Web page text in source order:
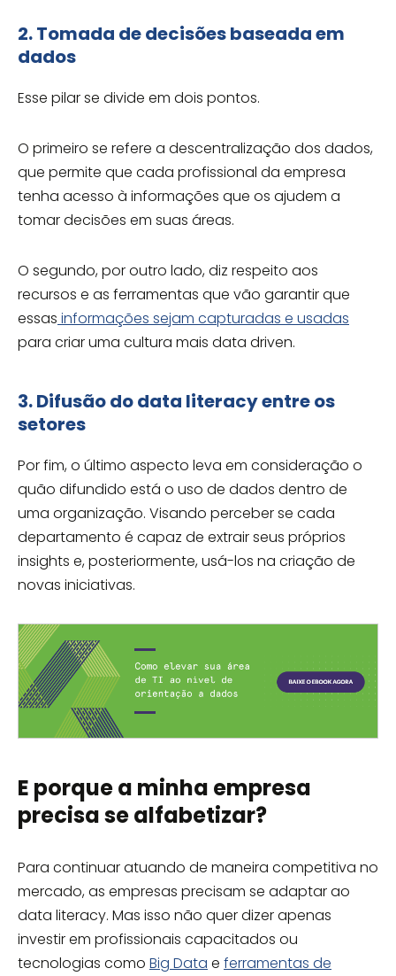
2. Tomada de decisões baseada em
dados
Esse pilar se divide em dois pontos.
O primeiro se refere a descentralização dos dados,
que permite que cada profissional da empresa
tenha acesso à informações que os ajudem a
tomar decisões em suas áreas.
O segundo, por outro lado, diz respeito aos
recursos e as ferramentas que vão garantir que
essas informações sejam capturadas e usadas
para criar uma cultura mais data driven.
3. Difusão do data literacy entre os
setores
Por fim, o último aspecto leva em consideração o
quão difundido está o uso de dados dentro de
uma organização. Visando perceber se cada
departamento é capaz de extrair seus próprios
insights e, posteriormente, usá-los na criação de
novas iniciativas.
E porque a minha empresa
precisa se alfabetizar?
Para continuar atuando de maneira competitiva no
mercado, as empresas precisam se adaptar ao
data literacy. Mas isso não quer dizer apenas
investir em profissionais capacitados ou
tecnologias como Big Data e ferramentas de